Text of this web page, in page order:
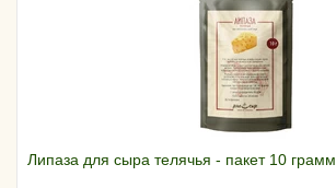
Липаза для сыра телячья - пакет 10 грамм